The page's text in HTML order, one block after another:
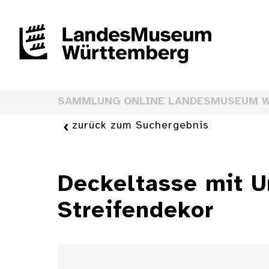
SAMMLUNG ONLINE LANDESMUSEUM
zurück zum Suchergebnis
Deckeltasse mit
Streifendekor